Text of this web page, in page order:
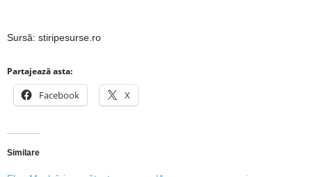
Sursă: stiripesurse.ro
Partajează asta:
Facebook X
Similare